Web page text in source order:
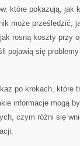
które pokazują, jak
może prześledzić,
rosną koszty przy
pojawią się problemy
po krokach, które
informacje mogą
czym różni się